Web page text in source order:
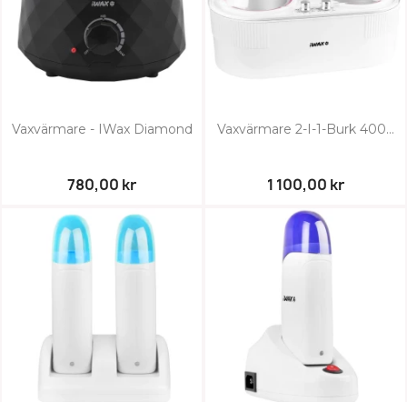
Vaxvärmare - IWax Diamond
780,00 kr
Vaxvärmare 2-I-1-Burk 400...
1 100,00 kr